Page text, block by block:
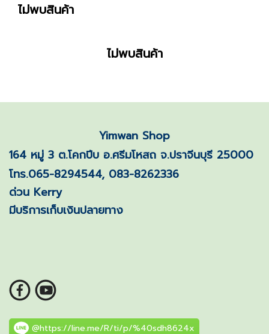
ไม่พบสินค้า
ไม่พบสินค้า
Yimwan Shop
164 หมู่ 3 ต.โคกปีบ อ.ศรีมโหสถ จ.ปราจีนบุรี 25000
โทร.065-8294544, 083-8262336
ด่วน Kerry
มีบริการเก็บเงินปลายทาง
@https://line.me/R/ti/p/%40sdh8624x